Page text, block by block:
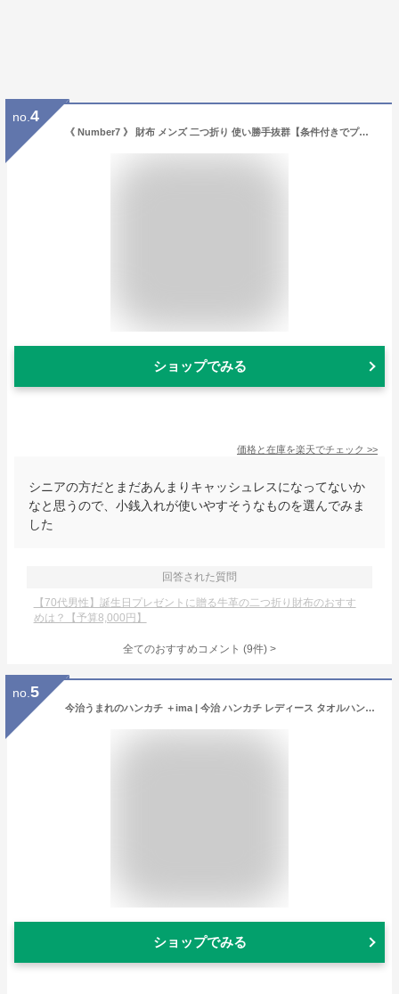
no. 4
《 Number7 》 財布 メンズ 二つ折り 使い勝手抜群【条件付きでプレゼント有り】人気 の カーボン レザー ウォレット ブランド ちょうどいい 革 サイフ 一粒万倍日 天赦日 人気 【送料無料！】 ギフト プレゼント
ショップでみる
価格と在庫を楽天でチェック >>
シニアの方だとまだあんまりキャッシュレスになってないか
なと思うので、小銭入れが使いやすそうなものを選んでみま
した
回答された質問
【70代男性】誕生日プレゼントに贈る牛革の二つ折り財布のおすす
めは？【予算8,000円】
全てのおすすめコメント (9件) >
no. 5
今治うまれのハンカチ ＋ima | 今治 ハンカチ レディース タオルハンカチ プレゼント 女性 プチギフト おしゃれ ギフト かわいい ミニタオル 今治タオル お礼 ミニハンカチ 子供 ミニ お祝い 母の日 ハンドタオル 小物 実用的 ハンカチタオル
ショップでみる